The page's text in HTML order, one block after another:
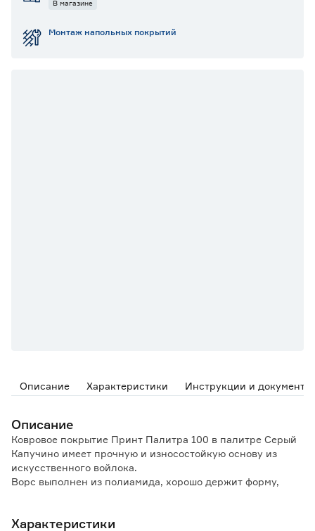
В магазине
Монтаж напольных покрытий
Описание Характеристики Инструкции и документы
Описание
Ковровое покрытие Принт Палитра 100 в палитре Серый
Капучино имеет прочную и износостойкую основу из
искусственного войлока.
Ворс выполнен из полиамида, хорошо держит форму,
дополнительную амортизацию при ходьбе.
Характеристики